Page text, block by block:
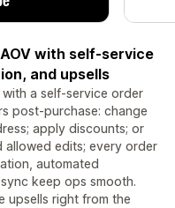
with self-service
and upsells
a self-service order
post-purchase: change
apply discounts; or
allowed edits; every order
automated
keep ops smooth.
upsells right from the